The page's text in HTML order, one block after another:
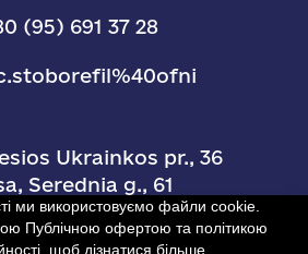
(95) 691 37 28
Ukrainkos pr., 36
Serednia g., 61
ми використовуємо файли cookie.
Публічною офертою та політикою
щоб дізнатися більше.